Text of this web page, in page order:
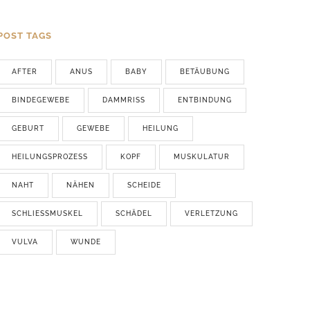
TAGS
AFTER ANUS BABY BETÄUBUNG
BINDEGEWEBE DAMMRISS ENTBINDUNG
GEBURT GEWEBE HEILUNG
HEILUNGSPROZESS KOPF MUSKULATUR
NAHT NÄHEN SCHEIDE
SCHLIESSMUSKEL SCHÄDEL VERLETZUNG
VULVA WUNDE